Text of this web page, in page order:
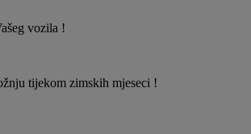
vozila !
tijekom zimskih mjeseci !